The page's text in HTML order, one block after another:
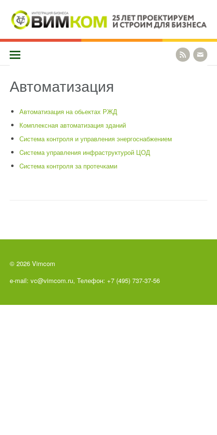
содержимому
КОМПАНИЯ «ВИМКОМ» СПЕЦИАЛИЗИРУЕТСЯ НА СОЗДАНИИ И
ВНЕДРЕНИИ СИСТЕМ МОНИТОРИНГА, ОПОВЕЩЕНИЯ И
БЕЗОПАСНОСТИ КРУПНЫХ ПРЕДПРИЯТИЙ И РЕШЕНИЯХ. МЫ
ОКАЗЫВАЕМ ПОЛНЫЙ КОМПЛЕКС УСЛУГ ОТ ПРЕДПРОЕКТНОГО
ПОДДЕРЖКИ.
Автоматизация
Автоматизация на обьектах РЖД
Комплексная автоматизация зданий
Система контроля и управления энергоснабжением
Cистема управления инфраструктурой ЦОД
Cистема контроля за протечками
© 2026 Vimcom
e-mail: vc@vimcom.ru, Телефон: +7 (495) 737-37-56